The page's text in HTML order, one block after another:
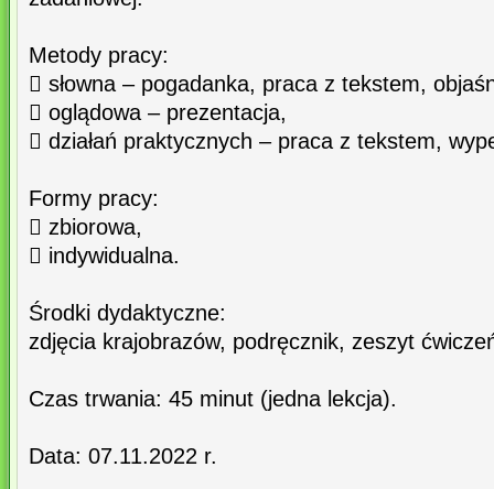
Metody pracy:
 słowna – pogadanka, praca z tekstem,
 oglądowa – prezentacja,
 działań praktycznych – praca z tekstem,
Formy pracy:
 zbiorowa,
 indywidualna.
Środki dydaktyczne:
zdjęcia krajobrazów, podręcznik, zeszyt
Czas trwania: 45 minut (jedna lekcja).
Data: 07.11.2022 r.